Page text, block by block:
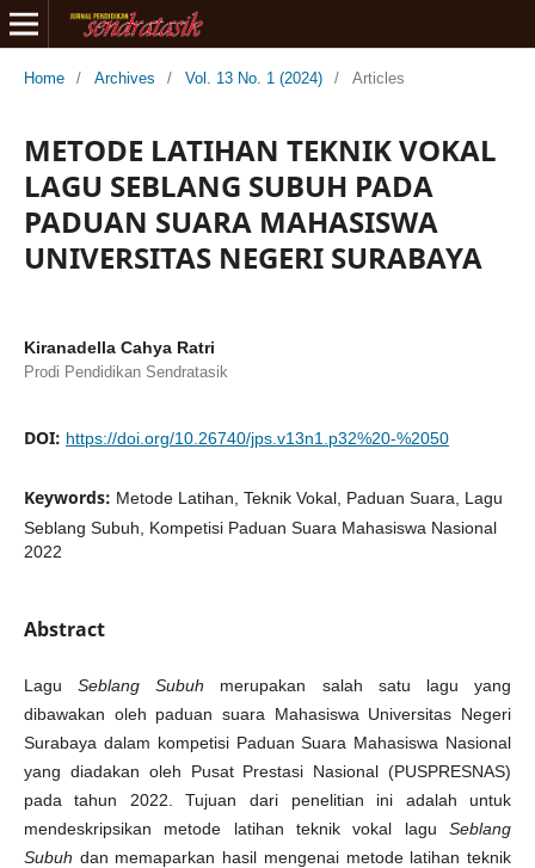
Home / Archives / Vol. 13 No. 1 (2024) / Articles
METODE LATIHAN TEKNIK VOKAL
LAGU SEBLANG SUBUH PADA
PADUAN SUARA MAHASISWA
UNIVERSITAS NEGERI SURABAYA
Kiranadella Cahya Ratri
Prodi Pendidikan Sendratasik
DOI: https://doi.org/10.26740/jps.v13n1.p32%20-%2050
Keywords: Metode Latihan, Teknik Vokal, Paduan Suara, Lagu
Seblang Subuh, Kompetisi Paduan Suara Mahasiswa Nasional
2022
Abstract
LaguSeblang Subuh merupakan salah satu lagu yang
dibawakan oleh paduan suara Mahasiswa Universitas Negeri
Surabaya dalam kompetisi Paduan Suara Mahasiswa Nasional
yang diadakan oleh Pusat Prestasi Nasional (PUSPRESNAS)
pada tahun 2022. Tujuan dari penelitian ini adalah untuk
mendeskripsikan metode latihan teknik vokal laguSeblang
Subuh dan memaparkan hasil mengenai metode latihan teknik